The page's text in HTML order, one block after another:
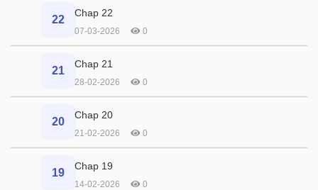
22
Chap 22
07-03-2026 0
21
Chap 21
28-02-2026 0
20
Chap 20
21-02-2026 0
19
Chap 19
14-02-2026 0